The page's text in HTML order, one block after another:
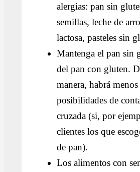
alergias: pan sin
semillas, leche de
lactosa, pasteles sin
Mantenga el pan sin
del pan con gluten.
manera, habrá menos
posibilidades de
cruzada (si, por
clientes los que
de pan).
Los alimentos con